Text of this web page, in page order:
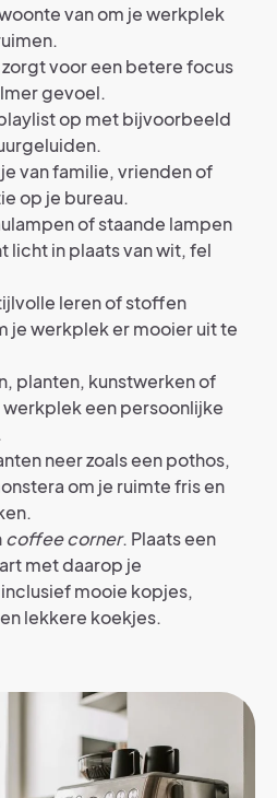
van om je werkplek
voor een betere focus
gevoel.
op met bijvoorbeeld
van familie, vrienden of
op je bureau.
of staande lampen
licht in plaats van wit, fel
leren of stoffen
je werkplek er mooier uit te
planten, kunstwerken of
werkplek een persoonlijke
neer zoals een pothos,
om je ruimte fris en
coffee corner. Plaats een
met daarop je
mooie kopjes,
lekkere koekjes.